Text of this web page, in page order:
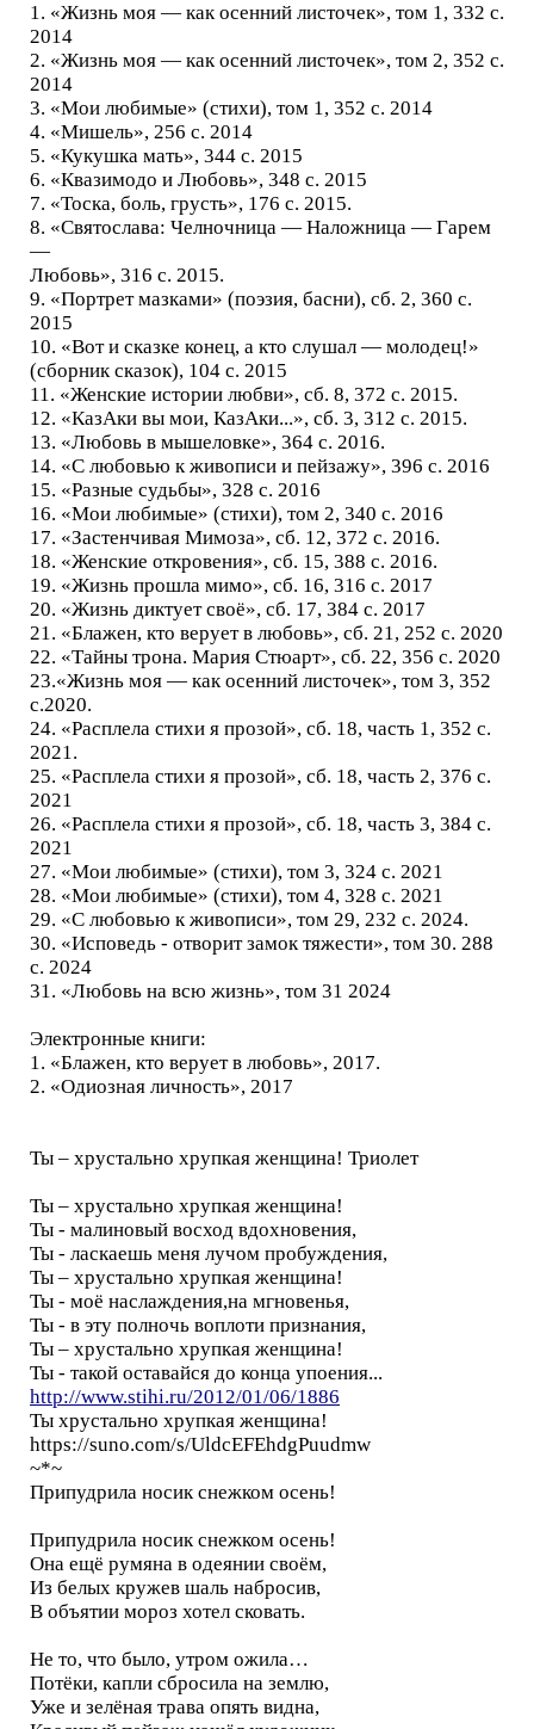
1. «Жизнь моя — как осенний листочек», том 1, 332 с.
2014
2. «Жизнь моя — как осенний листочек», том 2, 352 с.
2014
3. «Мои любимые» (стихи), том 1, 352 с. 2014
4. «Мишель», 256 с. 2014
5. «Кукушка мать», 344 с. 2015
6. «Квазимодо и Любовь», 348 с. 2015
7. «Тоска, боль, грусть», 176 с. 2015.
8. «Святослава: Челночница — Наложница — Гарем
—
Любовь», 316 с. 2015.
9. «Портрет мазками» (поэзия, басни), сб. 2, 360 с.
2015
10. «Вот и сказке конец, а кто слушал — молодец!»
(сборник сказок), 104 с. 2015
11. «Женские истории любви», сб. 8, 372 с. 2015.
12. «КазАки вы мои, КазАки...», сб. 3, 312 с. 2015.
13. «Любовь в мышеловке», 364 с. 2016.
14. «С любовью к живописи и пейзажу», 396 с. 2016
15. «Разные судьбы», 328 с. 2016
16. «Мои любимые» (стихи), том 2, 340 с. 2016
17. «Застенчивая Мимоза», сб. 12, 372 с. 2016.
18. «Женские откровения», сб. 15, 388 с. 2016.
19. «Жизнь прошла мимо», сб. 16, 316 с. 2017
20. «Жизнь диктует своё», сб. 17, 384 с. 2017
21. «Блажен, кто верует в любовь», сб. 21, 252 с. 2020
22. «Тайны трона. Мария Стюарт», сб. 22, 356 с. 2020
23.«Жизнь моя — как осенний листочек», том 3, 352
с.2020.
24. «Расплела стихи я прозой», сб. 18, часть 1, 352 с.
2021.
25. «Расплела стихи я прозой», сб. 18, часть 2, 376 с.
2021
26. «Расплела стихи я прозой», сб. 18, часть 3, 384 с.
2021
27. «Мои любимые» (стихи), том 3, 324 с. 2021
28. «Мои любимые» (стихи), том 4, 328 с. 2021
29. «С любовью к живописи», том 29, 232 с. 2024.
30. «Исповедь - отворит замок тяжести», том 30. 288
с. 2024
31. «Любовь на всю жизнь», том 31 2024
Электронные книги:
1. «Блажен, кто верует в любовь», 2017.
2. «Одиозная личность», 2017
Ты – хрустально хрупкая женщина! Триолет
Ты – хрустально хрупкая женщина!
Ты - малиновый восход вдохновения,
Ты - ласкаешь меня лучом пробуждения,
Ты – хрустально хрупкая женщина!
Ты - моё наслаждения,на мгновенья,
Ты - в эту полночь воплоти признания,
Ты – хрустально хрупкая женщина!
Ты - такой оставайся до конца упоения...
http://www.stihi.ru/2012/01/06/1886
Ты хрустально хрупкая женщина!
https://suno.com/s/UldcEFEhdgPuudmw
~*~
Припудрила носик снежком осень!
Припудрила носик снежком осень!
Она ещё румяна в одеянии своём,
Из белых кружев шаль набросив,
В объятии мороз хотел сковать.
Не то, что было, утром ожила…
Потёки, капли сбросила на землю,
Уже и зелёная трава опять видна,